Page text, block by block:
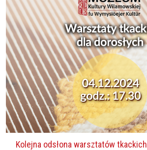
Kolejna odsłona warsztatów tkackich